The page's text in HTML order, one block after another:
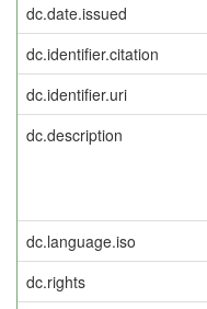
dc.date.issued
dc.identifier.citation
dc.identifier.uri
dc.description
dc.language.iso
dc.rights